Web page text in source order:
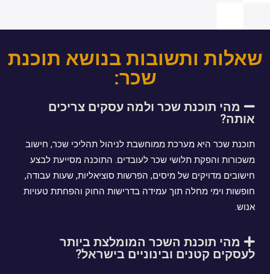
שאלות ותשובות בנושא תוכנת
שכר:
מהי תוכנת שכר ולמה עסקים צריכים
אותה?
תוכנת שכר היא מערכת ממוחשבת לניהול תהליכי שכר, חישוב
משכורות והפקת תלושי שכר לעובדים. התוכנה מסייעת לבצע
חישובים מדויקים של מיסים, הפרשות סוציאליות, שעות עבודה,
חופשות וימי מחלה תוך עמידה בדרישות החוק והפחתת טעויות
אנוש.
מהי תוכנת השכר המומלצת ביותר
לעסקים קטנים ובינוניים בישראל?